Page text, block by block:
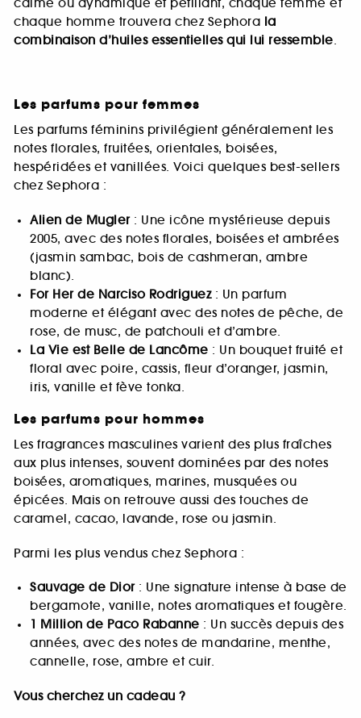
calme ou dynamique et pétillant, chaque femme et
chaque homme trouvera chez Sephora la
combinaison d’huiles essentielles qui lui ressemble.
Les parfums pour femmes
Les parfums féminins privilégient généralement les
notes florales, fruitées, orientales, boisées,
hespéridées et vanillées. Voici quelques best-sellers
chez Sephora :
Alien de Mugler: Une icône mystérieuse depuis
2005, avec des notes florales, boisées et ambrées
(jasmin sambac, bois de cashmeran, ambre
blanc).
For Her de Narciso Rodriguez: Un parfum
moderne et élégant avec des notes de pêche, de
rose, de musc, de patchouli et d’ambre.
La Vie est Belle de Lancôme : Un bouquet fruité et
floral avec poire, cassis, fleur d’oranger, jasmin,
iris, vanille et fève tonka.
Les parfums pour hommes
Les fragrances masculines varient des plus fraîches
aux plus intenses, souvent dominées par des notes
boisées, aromatiques, marines, musquées ou
épicées. Mais on retrouve aussi des touches de
caramel, cacao, lavande, rose ou jasmin.
Parmi les plus vendus chez Sephora :
Sauvage de Dior: Une signature intense à base de
bergamote, vanille, notes aromatiques et fougère.
1 Million de Paco Rabanne : Un succès depuis des
années, avec des notes de mandarine, menthe,
cannelle, rose, ambre et cuir.
Vous cherchez un cadeau ?